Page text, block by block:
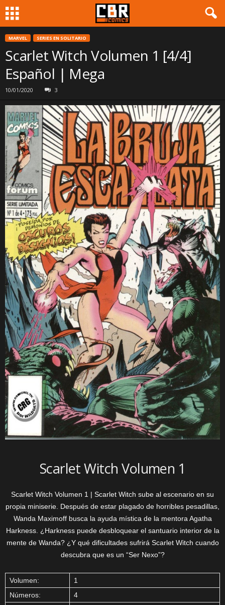
MARVEL SERIES EN SOLITARIO
Scarlet Witch Volumen 1 [4/4]
Español | Mega
10/01/2020 3
Scarlet Witch Volumen 1
Scarlet Witch Volumen 1 | Scarlet Witch sube al escenario en su
propia miniserie. Después de estar plagado de horribles pesadillas,
Wanda Maximoff busca la ayuda mística de la mentora Agatha
Harkness. ¿Harkness puede desbloquear el santuario interior de la
mente de Wanda? ¿Y qué dificultades sufrirá Scarlet Witch cuando
descubra que es un “Ser Nexo”?
Volumen:
1
Números:
4